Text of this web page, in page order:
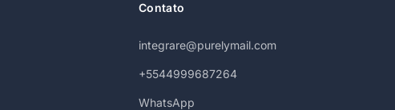
Contato
integrare@purelymail.com
+5544999687264
WhatsApp